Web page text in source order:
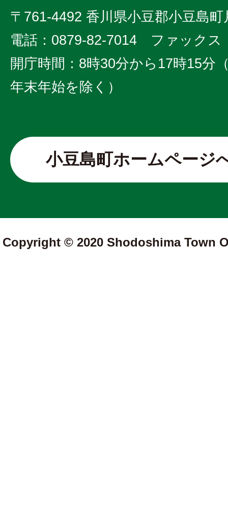
〒761-4492 香川県小豆郡小豆島
電話：0879-82-7014 ファックス
開庁時間：8時30分から17時15分
年末年始を除く）
小豆島町ホームページ
Copyright © 2020 Shodoshima Town